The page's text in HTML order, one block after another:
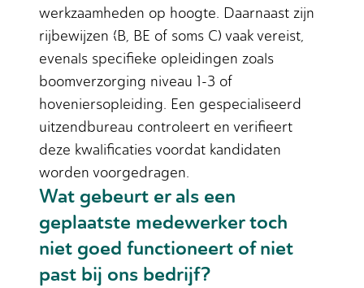
werkzaamheden op hoogte. Daarnaast zijn
rijbewijzen (B, BE of soms C) vaak vereist,
evenals specifieke opleidingen zoals
boomverzorging niveau 1-3 of
hoveniersopleiding. Een gespecialiseerd
uitzendbureau controleert en verifieert
deze kwalificaties voordat kandidaten
worden voorgedragen.
Wat gebeurt er als een
geplaatste medewerker toch
niet goed functioneert of niet
past bij ons bedrijf?